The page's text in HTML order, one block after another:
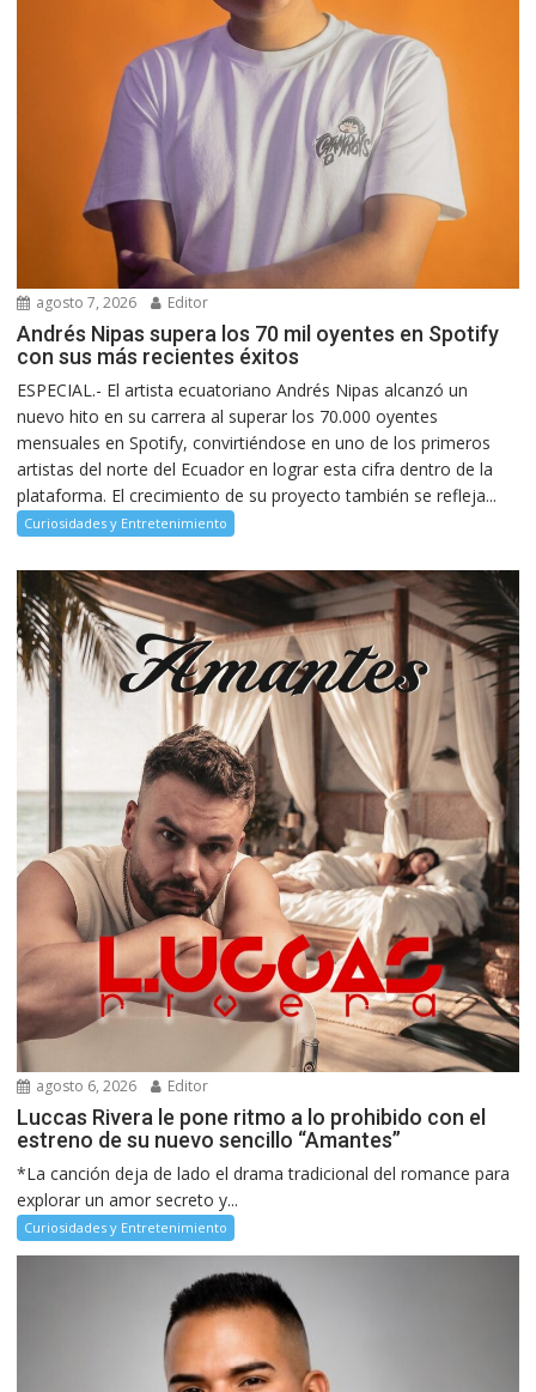
agosto 7, 2026 Editor
Andrés Nipas supera los 70 mil oyentes en Spotify
con sus más recientes éxitos
ESPECIAL.- El artista ecuatoriano Andrés Nipas alcanzó un
nuevo hito en su carrera al superar los 70.000 oyentes
mensuales en Spotify, convirtiéndose en uno de los primeros
artistas del norte del Ecuador en lograr esta cifra dentro de la
plataforma. El crecimiento de su proyecto también se refleja...
Curiosidades y Entretenimiento
agosto 6, 2026 Editor
Luccas Rivera le pone ritmo a lo prohibido con el
estreno de su nuevo sencillo “Amantes”
*La canción deja de lado el drama tradicional del romance para
explorar un amor secreto y...
Curiosidades y Entretenimiento